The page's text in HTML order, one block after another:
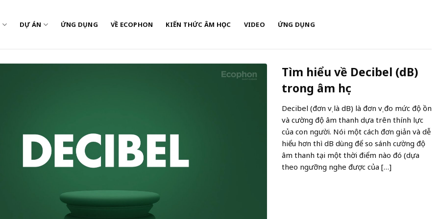
DỰ ÁN ỨNG DỤNG VỀ ECOPHON KIẾN THỨC ÂM HỌC VIDEO ỨNG DỤNG
Tìm hiểu về Decibel (dB)
trong âm học
Decibel (đơn vị là dB) là đơn vị đo mức độ ồn
và cường độ âm thanh dựa trên thính lực
của con người. Nói một cách đơn giản và dễ
hiểu hơn thì dB dùng để so sánh cường độ
âm thanh tại một thời điểm nào đó (dựa
theo ngưỡng nghe được của […]